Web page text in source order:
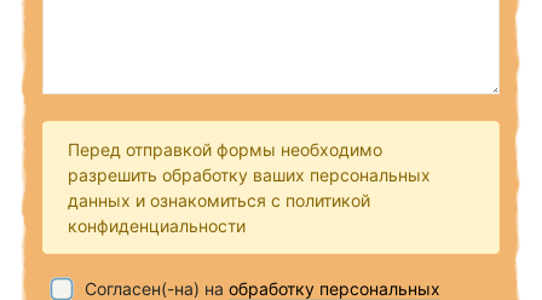
Перед отправкой формы необходимо
разрешить обработку ваших персональных
данных и ознакомиться с политикой
конфиденциальности
Согласен(-на) на обработку персональных